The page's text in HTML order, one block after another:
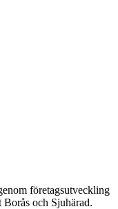
företagsutveckling
och Sjuhärad.